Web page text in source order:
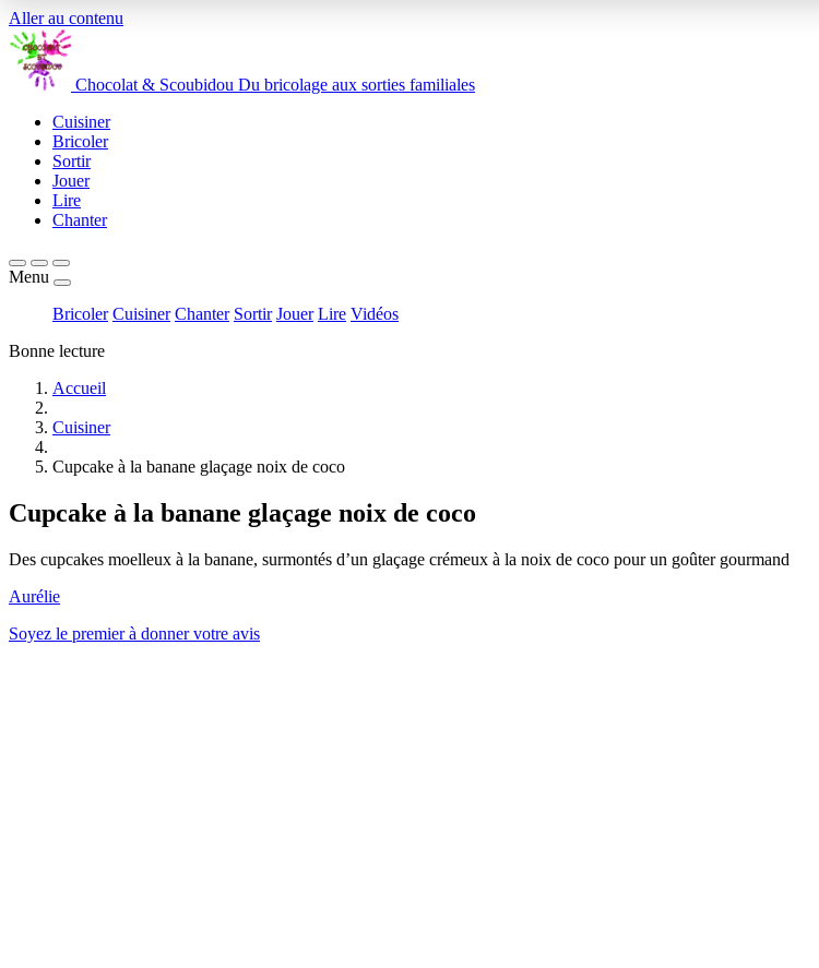
Aller au contenu
Chocolat & Scoubidou Du bricolage aux sorties familiales
Cuisiner
Bricoler
Sortir
Jouer
Lire
Chanter
Menu
Bricoler Cuisiner Chanter Sortir Jouer Lire Vidéos
Bonne lecture
Accueil
Cuisiner
Cupcake à la banane glaçage noix de coco
Cupcake à la banane glaçage noix de coco
Des cupcakes moelleux à la banane, surmontés d’un glaçage crémeux à la noix de coco pour un goûter gourmand
Aurélie
Soyez le premier à donner votre avis